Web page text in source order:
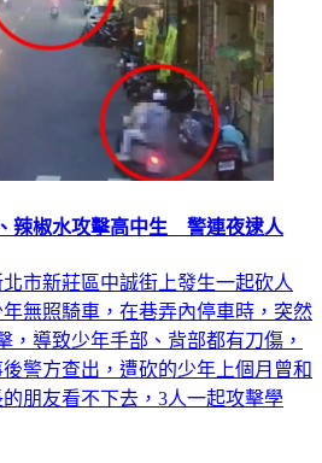
辣椒水攻擊高中生 警連夜逮人
市新莊區中誠街上發生一起砍人
無照騎車，在巷弄內停車時，突然
，導致少年手部、背部都有刀傷，
警方查出，遭砍的少年上個月曾和
朋友看不下去，3人一起攻擊學